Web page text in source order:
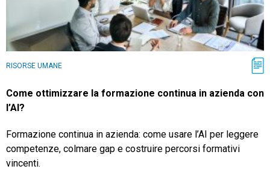
RISORSE UMANE
Come ottimizzare la formazione continua in azienda con
l’AI?
Formazione continua in azienda: come usare l’AI per leggere
competenze, colmare gap e costruire percorsi formativi
vincenti.